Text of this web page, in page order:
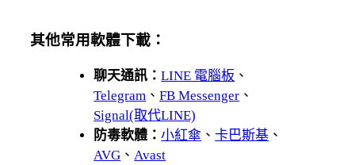
其他常用軟體下載：
聊天通訊：LINE 電腦板 、
Telegram 、FB Messenger 、
Signal(取代LINE)
防毒軟體：小紅傘 、卡巴斯基 、
AVG 、 Avast